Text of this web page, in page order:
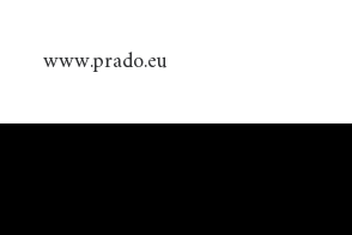
www.prado.eu